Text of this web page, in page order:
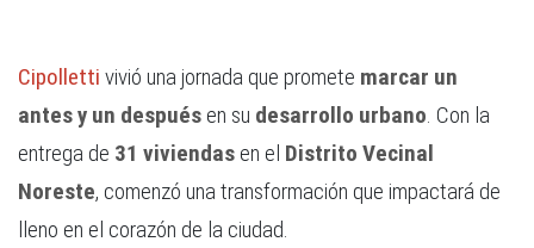
Cipolletti vivió una jornada que promete marcar un
antes y un después en su desarrollo urbano. Con la
entrega de 31 viviendas en el Distrito Vecinal
Noreste, comenzó una transformación que impactará de
lleno en el corazón de la ciudad.